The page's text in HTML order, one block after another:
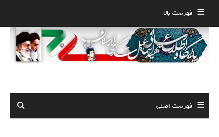
content
فهرست بالا
فهرست اصلی